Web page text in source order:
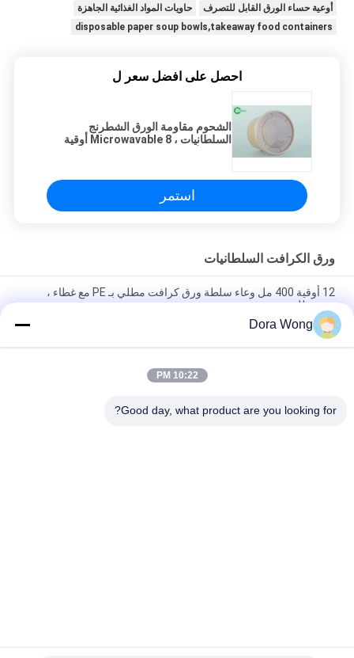
أوعية حساء الورق القابل للتصرف
حاويات المواد الغذائية الجاهزة
disposable paper soup bowls,takeaway food containers
احصل على افضل سعر ل
الشحوم مقاومة الورق الشطرنج
السلطانيات ، Microwavable 8 أوقية
استمر
ورق الكرافت السلطانيات
12 أوقية 400 مل وعاء سلطة ورق كرافت مطلي بـ PE مع غطاء ،
صديق للبيئة
السلطانيات كأس الحلوى مع غطاء
42oz 1300ml شوربة مستديرة قوية يمكن التخلص منها أدوات المطبخ
Dora Wong
10:22 PM
Good day, what product are you looking for?